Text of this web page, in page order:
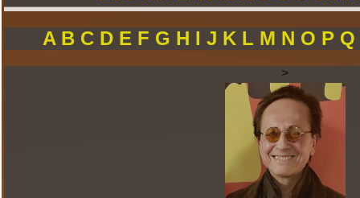
A B C D E F G H IJ K L M N O P
>